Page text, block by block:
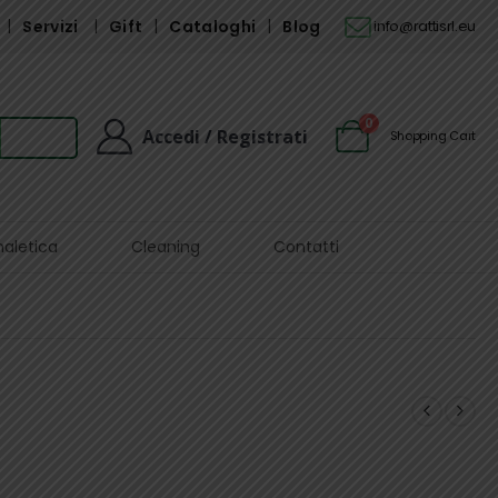
Servizi Gift Cataloghi Blog info@rattisrl.eu
Accedi / Registrati
0
Shopping Cart
Cleaning Contatti